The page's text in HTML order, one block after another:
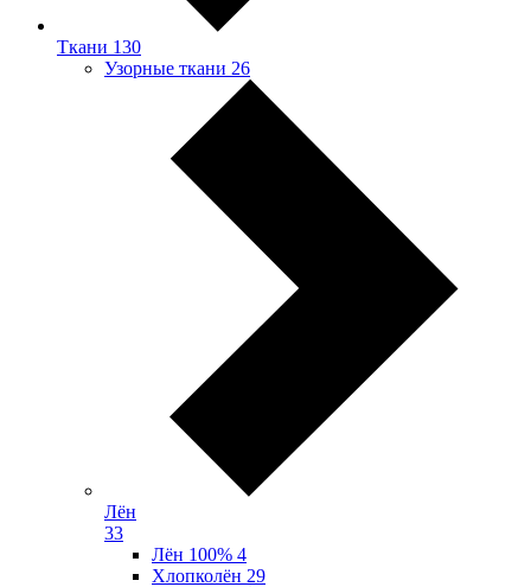
Ткани 130
Узорные ткани 26
Лён
33
Лён 100% 4
Хлопколён 29